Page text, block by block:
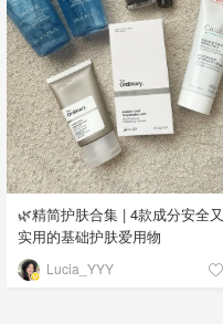
🌿精简护肤合集 | 4款成分安全又
实用的基础护肤爱用物
Lucia_YYY